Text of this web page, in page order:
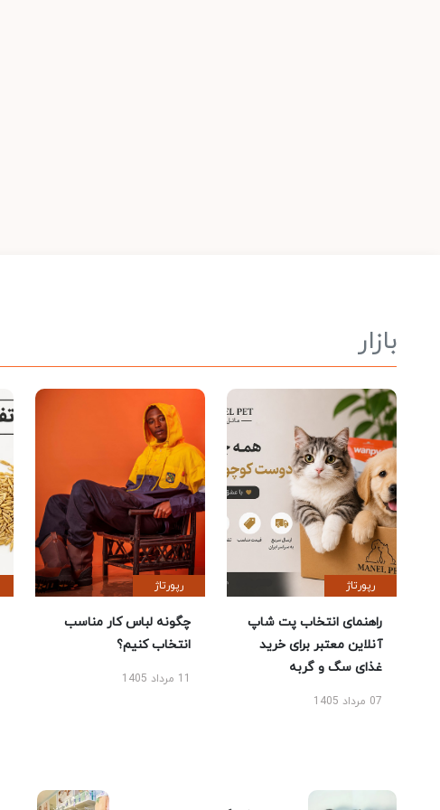
بازار
رپورتاژ
راهنمای انتخاب پت شاپ
آنلاین معتبر برای خرید
غذای سگ و گربه
07 مرداد 1405
رپورتاژ
چگونه لباس کار مناسب
انتخاب کنیم؟
11 مرداد 1405